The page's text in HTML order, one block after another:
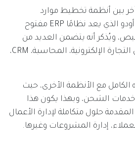
بين أنظمة تخطيط موارد
المؤسسات وهو نظام أودو الذي يعد نظامًا ERP مفتوح
ويُذكر أنه يتضمن العديد من
أدوات إدارة الأعمال مثل التجارة الإلكترونية، المحاسبة، CRM،
الكامل مع الأنظمة الأخرى، حيث
الشحن، وبهذا يكون هذا
حلول متكاملة لإدارة الأعمال
إدارة المشروعات وغيرها.